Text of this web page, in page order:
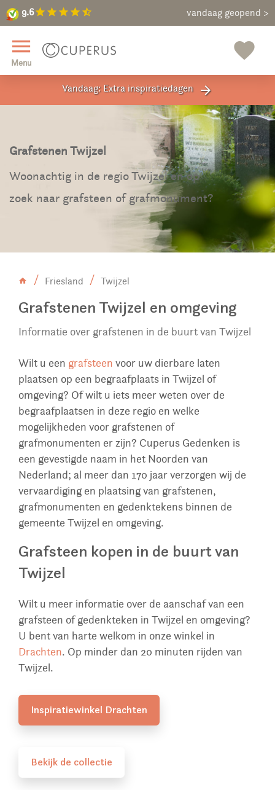
9.6star star star star star_half vandaag geopend >
9.6 Maak een vrijblijvende afspraak
menu
Menu favorite
close
Vandaag: Extra inspiratiedagen arrow_forward
Grafstenen Twijzel
Woonachtig in de regio Twijzel en op
zoek naar grafsteen of grafmonument?
Friesland Twijzel
Grafstenen Twijzel en omgeving
Informatie over grafstenen in de buurt van Twijzel
Wilt u een grafsteen voor uw dierbare laten
plaatsen op een begraafplaats in Twijzel of
omgeving? Of wilt u iets meer weten over de
begraafplaatsen in deze regio en welke
mogelijkheden voor grafstenen of
grafmonumenten er zijn? Cuperus Gedenken is
een gevestigde naam in het Noorden van
Nederland; al meer dan 170 jaar verzorgen wij de
vervaardiging en plaatsing van grafstenen,
grafmonumenten en gedenktekens binnen de
gemeente Twijzel en omgeving.
Grafsteen kopen in de buurt van
Twijzel
Wilt u meer informatie over de aanschaf van een
grafsteen of gedenkteken in Twijzel en omgeving?
U bent van harte welkom in onze winkel in
Drachten. Op minder dan 20 minuten rijden van
Twijzel.
Inspiratiewinkel Drachten
Bekijk de collectie